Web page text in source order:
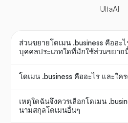
UltaAI
ส่วนขยายโดเมน .business คืออะ
บุคคลประเภทใดที่มักใช้ส่วนขยาย
โดเมน .business คืออะไร และใค
เหตุใดฉันจึงควรเลือกโดเมน
นามสกุลโดเมนอื่นๆ